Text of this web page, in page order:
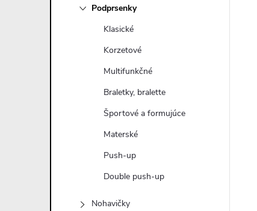
Podprsenky
Klasické
Korzetové
Multifunkčné
Braletky, bralette
Športové a formujúce
Materské
Push-up
Double push-up
Nohavičky